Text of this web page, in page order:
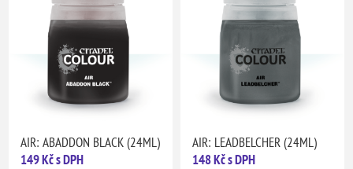
AIR: ABADDON BLACK (24ML)
149 Kč s DPH
AIR: LEADBELCHER (24ML)
148 Kč s DPH